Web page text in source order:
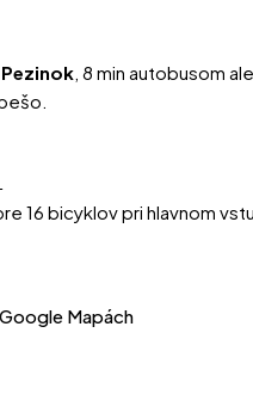
Pezinok, 8 min autobusom
16 bicyklov pri hlavnom
Mapách